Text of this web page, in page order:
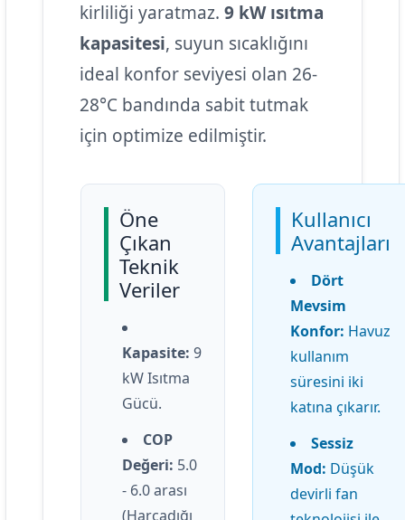
kirliliği yaratmaz. 9 kW ısıtma
kapasitesi, suyun sıcaklığını
ideal konfor seviyesi olan 26-
28°C bandında sabit tutmak
için optimize edilmiştir.
Öne
Çıkan
Teknik
Veriler
Kapasite: 9
kW Isıtma
Gücü.
COP
Değeri: 5.0
- 6.0 arası
(Harcadığı
Kullanıcı
Avantajları
Dört
Mevsim
Konfor: Havuz
kullanım
süresini iki
katına çıkarır.
Sessiz
Mod: Düşük
devirli fan